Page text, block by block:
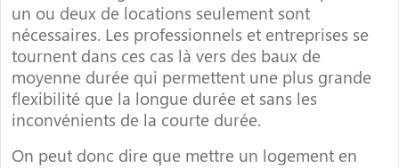
un ou deux de locations seulement sont
nécessaires. Les professionnels et entreprises se
tournent dans ces cas là vers des baux de
moyenne durée qui permettent une plus grande
flexibilité que la longue durée et sans les
inconvénients de la courte durée.
On peut donc dire que mettre un logement en